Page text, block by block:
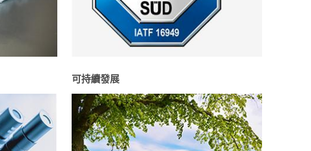
可持續發展